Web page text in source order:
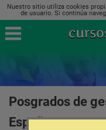
Nuestro sitio utiliza cookies
de usuario. Si continúa
Posgrados de
España